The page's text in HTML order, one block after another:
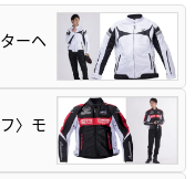
ーヘ
〉モ